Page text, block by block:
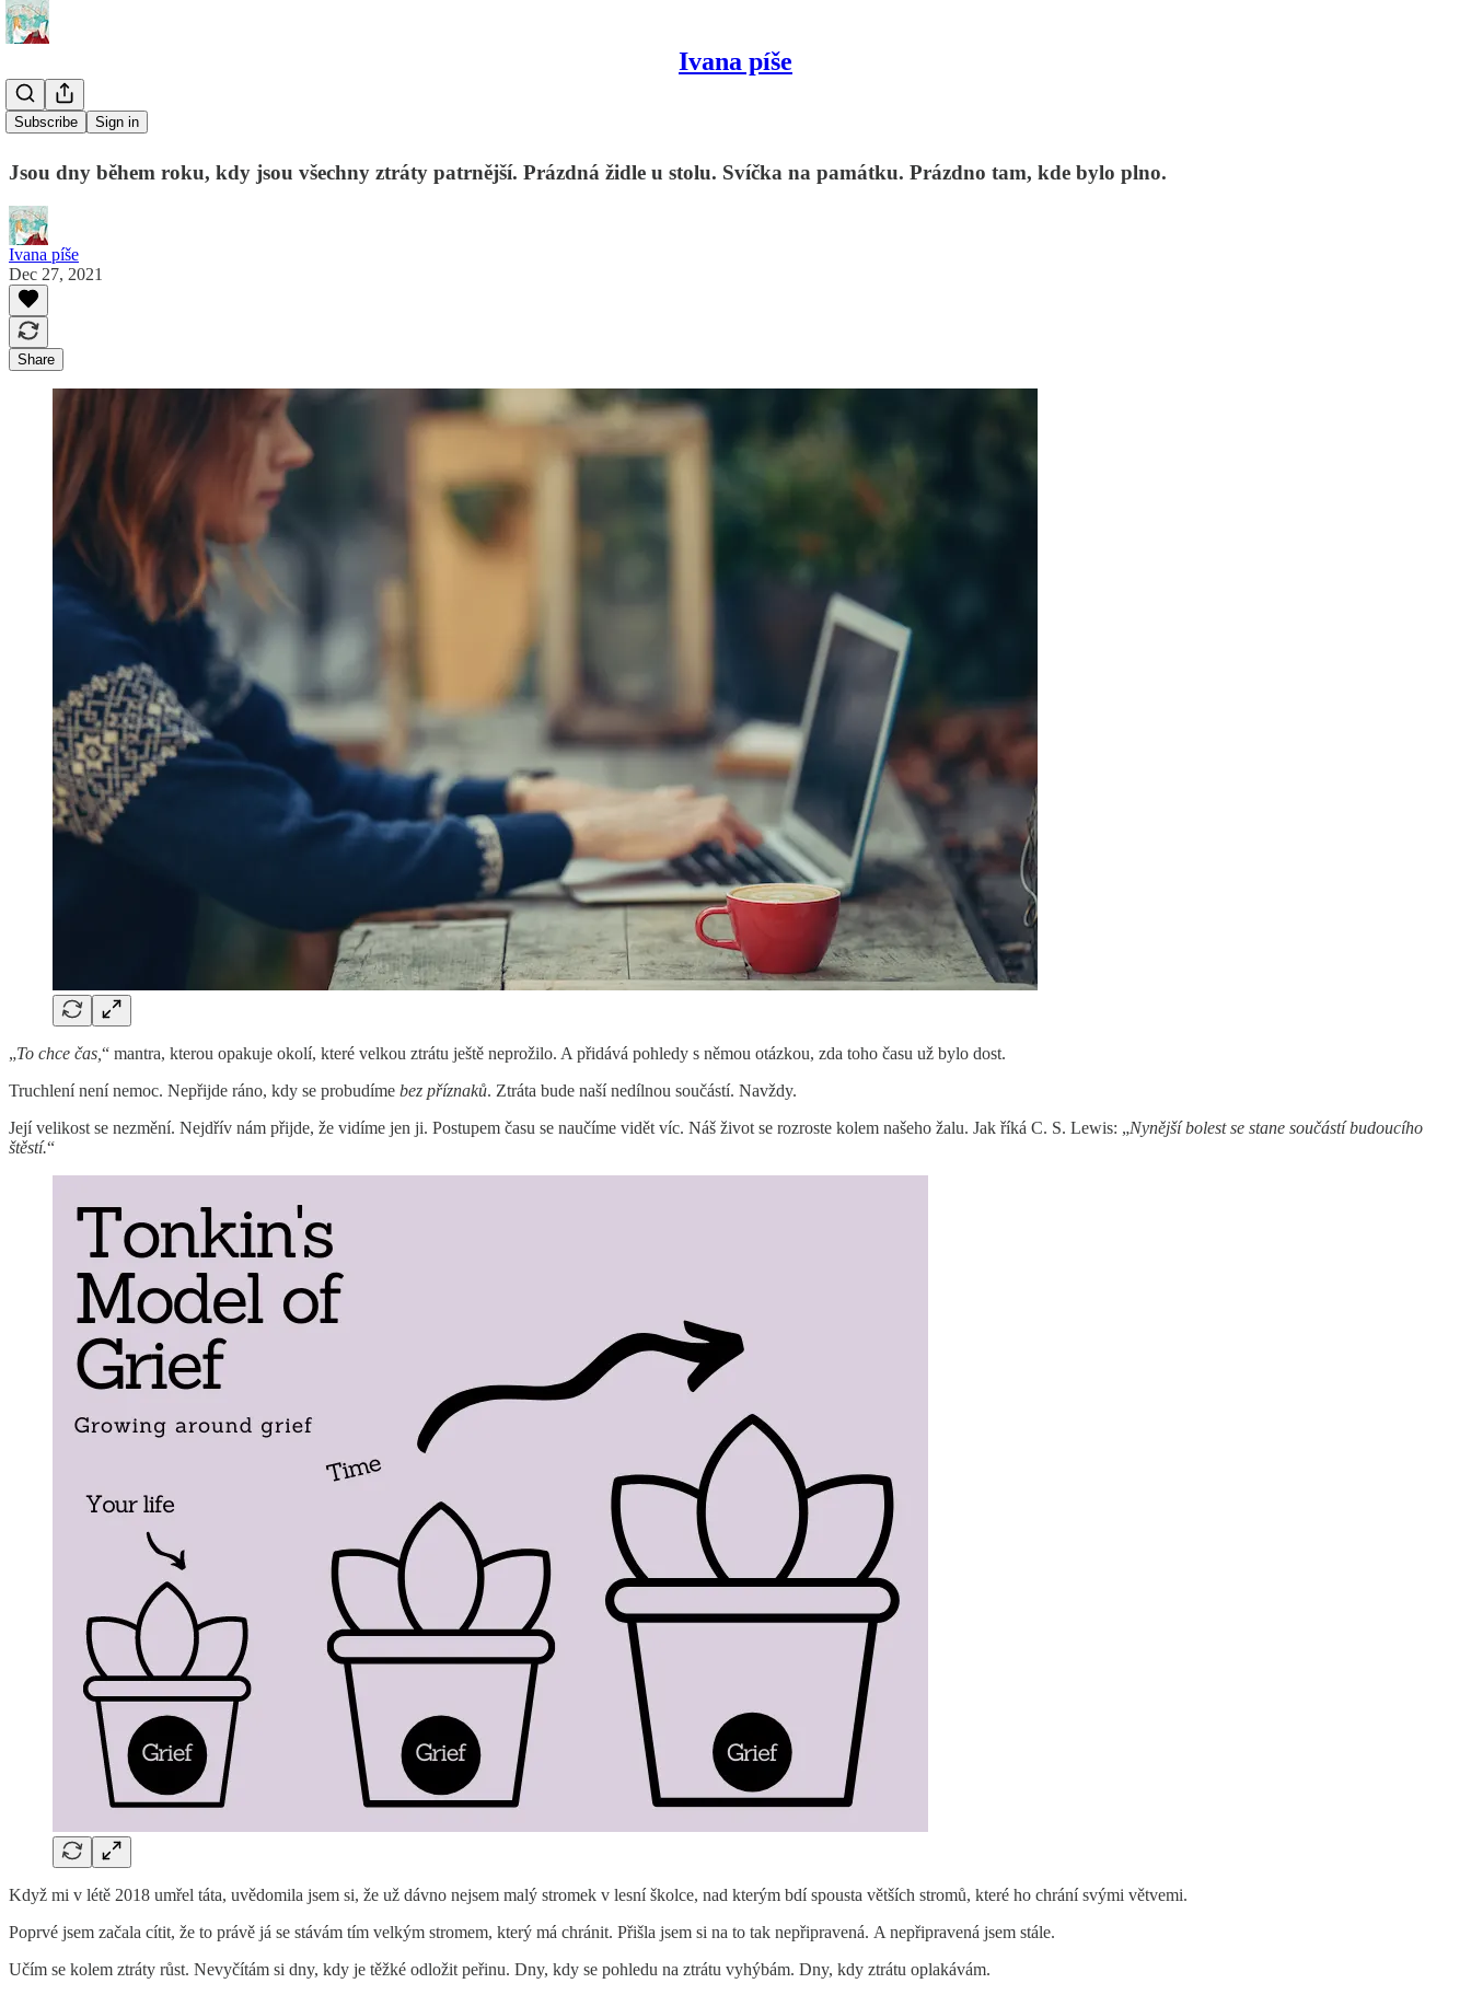
Ivana píše
Subscribe Sign in
Odcházení
Jsou dny během roku, kdy jsou všechny ztráty patrnější. Prázdná židle u stolu. Svíčka na památku. Prázdno tam, kde bylo plno.
Ivana píše
Dec 27, 2021
Share
„To chce čas, “ mantra, kterou opakuje okolí, které velkou ztrátu ještě neprožilo. A přidává pohledy s němou otázkou, zda toho času už bylo dost.
Truchlení není nemoc. Nepřijde ráno, kdy se probudíme bez příznaků. Ztráta bude naší nedílnou součástí. Navždy.
Její velikost se nezmění. Nejdřív nám přijde, že vidíme jen ji. Postupem času se naučíme vidět víc. Náš život se rozroste kolem našeho žalu. Jak říká C. S. Lewis: „Nynější bolest se stane součástí budoucího
štěstí.“
Když mi v létě 2018 umřel táta, uvědomila jsem si, že už dávno nejsem malý stromek v lesní školce, nad kterým bdí spousta větších stromů, které ho chrání svými větvemi.
Poprvé jsem začala cítit, že to právě já se stávám tím velkým stromem, který má chránit. Přišla jsem si na to tak nepřipravená. A nepřipravená jsem stále.
Učím se kolem ztráty růst. Nevyčítám si dny, kdy je těžké odložit peřinu. Dny, kdy se pohledu na ztrátu vyhýbám. Dny, kdy ztrátu oplakávám.